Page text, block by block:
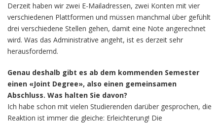
Derzeit haben wir zwei E-Mailadressen, zwei Konten mit vier
verschiedenen Plattformen und müssen manchmal über gefühlt
drei verschiedene Stellen gehen, damit eine Note angerechnet
wird. Was das Administrative angeht, ist es derzeit sehr
herausfordernd.
Genau deshalb gibt es ab dem kommenden Semester
einen «Joint Degree», also einen gemeinsamen
Abschluss. Was halten Sie davon?
Ich habe schon mit vielen Studierenden darüber gesprochen, die
Reaktion ist immer die gleiche: Erleichterung! Die